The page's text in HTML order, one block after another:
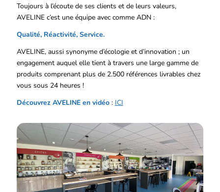
Toujours à l’écoute de ses clients et de leurs valeurs,
AVELINE c’est une équipe avec comme ADN :
Qualité, Réactivité, Service.
AVELINE, aussi synonyme d’écologie et d’innovation ; un
engagement auquel elle tient à travers une large gamme de
produits comprenant plus de 2.500 références livrables chez
vous sous 24 heures !
Découvrez AVELINE en vidéo: ICI